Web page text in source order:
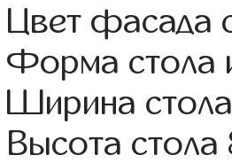
Цвет фасада
Форма стола
Ширина
Высота